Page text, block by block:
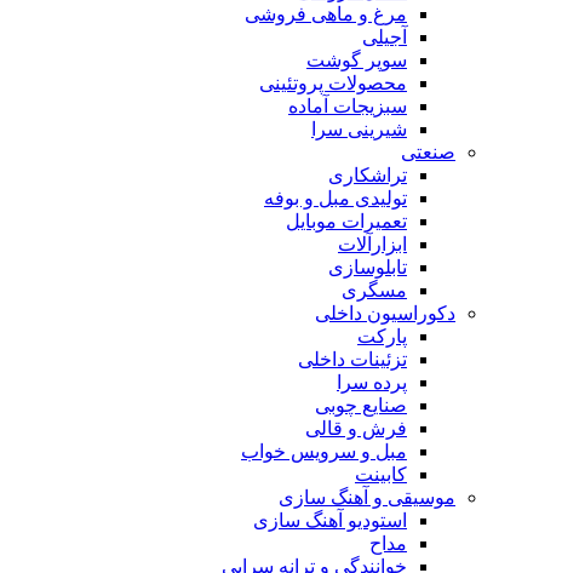
مرغ و ماهی فروشی
آجیلی
سوپر گوشت
محصولات پروتئینی
سبزیجات آماده
شیرینی سرا
صنعتی
تراشکاری
تولیدی مبل و بوفه
تعمیرات موبایل
ابزارآلات
تابلوسازی
مسگری
دکوراسیون داخلی
پارکت
تزئینات داخلی
پرده سرا
صنایع چوبی
فرش و قالی
مبل و سرويس خواب
کابینت
موسیقی و آهنگ سازی
استودیو آهنگ سازی
مداح
خوانندگی و ترانه سرایی